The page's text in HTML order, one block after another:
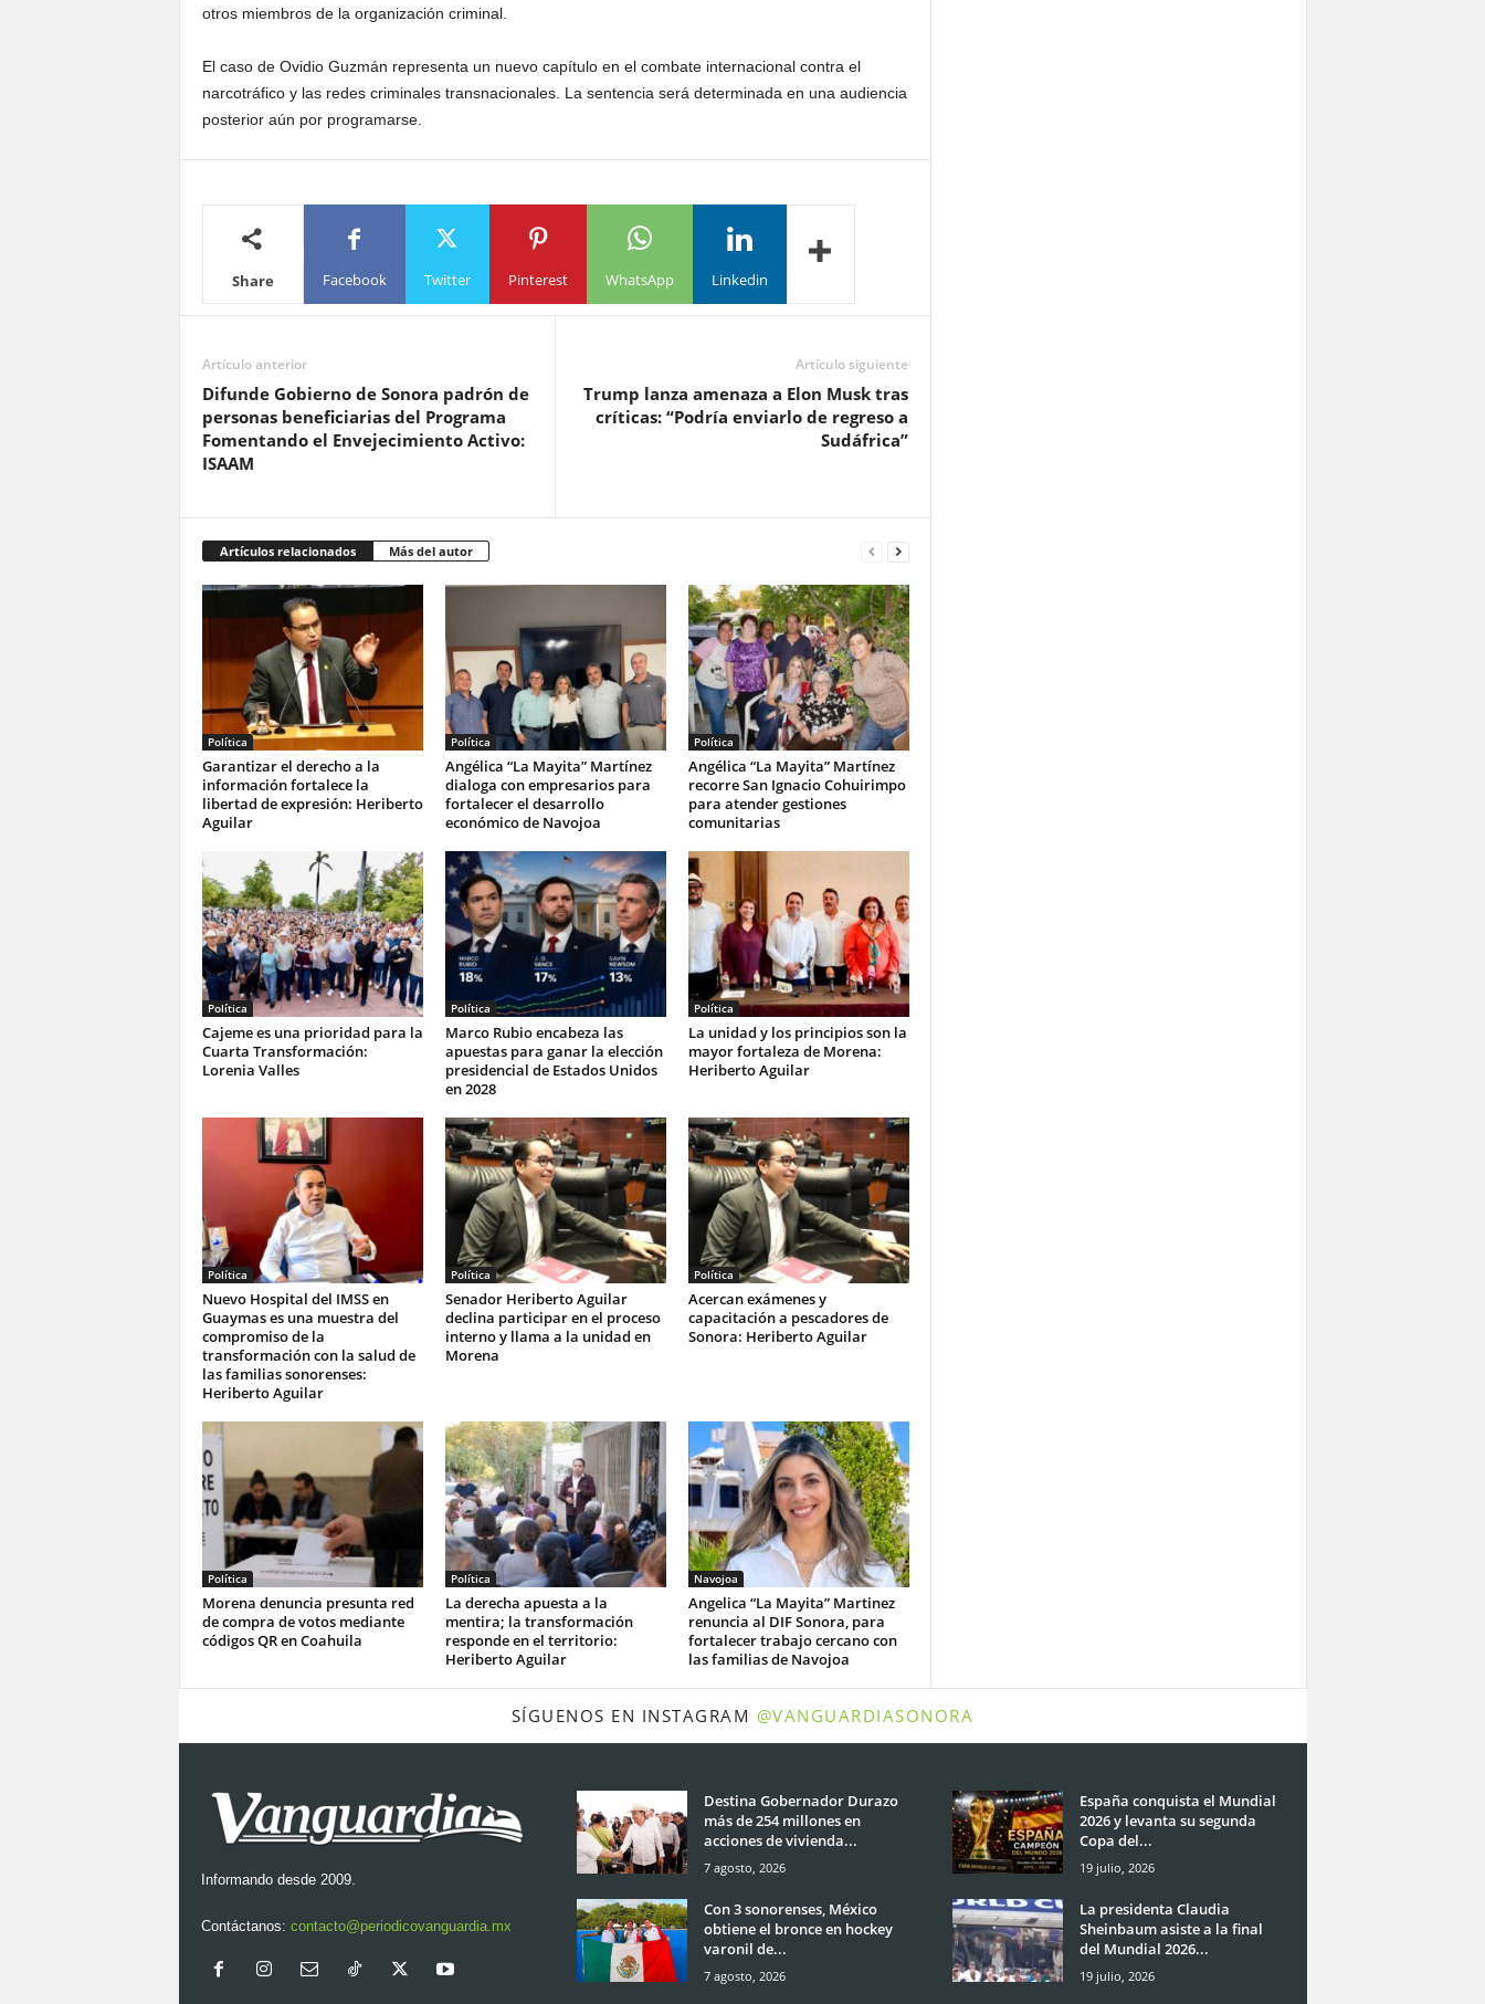
otros miembros de la organización criminal.
El caso de Ovidio Guzmán representa un nuevo capítulo en el combate internacional contra el
narcotráfico y las redes criminales transnacionales. La sentencia será determinada en una audiencia
posterior aún por programarse.
Share Facebook Twitter Pinterest WhatsApp Linkedin
Artículo anterior
Difunde Gobierno de Sonora padrón de
personas beneficiarias del Programa
Fomentando el Envejecimiento Activo:
ISAAM
Artículo siguiente
Trump lanza amenaza a Elon Musk tras
críticas: “Podría enviarlo de regreso a
Sudáfrica”
Artículos relacionados Más del autor
Política
Garantizar el derecho a la
información fortalece la
libertad de expresión: Heriberto
Aguilar
Política
Angélica “La Mayita” Martínez
dialoga con empresarios para
fortalecer el desarrollo
económico de Navojoa
Política
Angélica “La Mayita” Martínez
recorre San Ignacio Cohuirimpo
para atender gestiones
comunitarias
Política
Cajeme es una prioridad para la
Cuarta Transformación:
Lorenia Valles
Política
Marco Rubio encabeza las
apuestas para ganar la elección
presidencial de Estados Unidos
en 2028
Política
La unidad y los principios son la
mayor fortaleza de Morena:
Heriberto Aguilar
Política
Nuevo Hospital del IMSS en
Guaymas es una muestra del
compromiso de la
transformación con la salud de
las familias sonorenses:
Heriberto Aguilar
Política
Senador Heriberto Aguilar
declina participar en el proceso
interno y llama a la unidad en
Morena
Política
Acercan exámenes y
capacitación a pescadores de
Sonora: Heriberto Aguilar
Política
Morena denuncia presunta red
de compra de votos mediante
códigos QR en Coahuila
Política
La derecha apuesta a la
mentira; la transformación
responde en el territorio:
Heriberto Aguilar
Navojoa
Angelica “La Mayita” Martinez
renuncia al DIF Sonora, para
fortalecer trabajo cercano con
las familias de Navojoa
SÍGUENOS EN INSTAGRAM @VANGUARDIASONORA
Informando desde 2009.
Contáctanos: contacto@periodicovanguardia.mx
Destina Gobernador Durazo
más de 254 millones en
acciones de vivienda...
7 agosto, 2026
Con 3 sonorenses, México
obtiene el bronce en hockey
varonil de...
7 agosto, 2026
España conquista el Mundial
2026 y levanta su segunda
Copa del...
19 julio, 2026
La presidenta Claudia
Sheinbaum asiste a la final
del Mundial 2026...
19 julio, 2026